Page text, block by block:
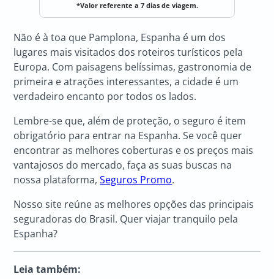
*Valor referente a 7 dias de viagem.
Não é à toa que Pamplona, Espanha é um dos
lugares mais visitados dos roteiros turísticos pela
Europa. Com paisagens belíssimas, gastronomia de
primeira e atrações interessantes, a cidade é um
verdadeiro encanto por todos os lados.
Lembre-se que, além de proteção, o seguro é item
obrigatório para entrar na Espanha. Se você quer
encontrar as melhores coberturas e os preços mais
vantajosos do mercado, faça as suas buscas na
nossa plataforma,Seguros Promo.
Nosso site reúne as melhores opções das principais
seguradoras do Brasil. Quer viajar tranquilo pela
Espanha?
Leia também: